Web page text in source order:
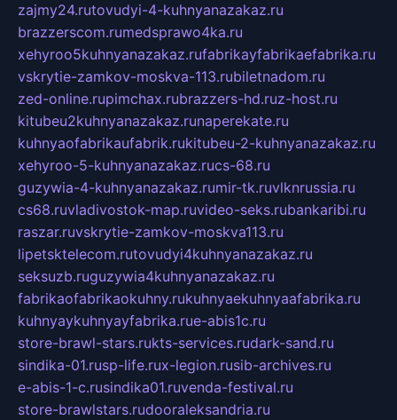
zajmy24.rutovudyi-4-kuhnyanazakaz.ru
brazzerscom.rumedsprawo4ka.ru
xehyroo5kuhnyanazakaz.rufabrikayfabrikaefabrika.ru
vskrytie-zamkov-moskva-113.rubiletnadom.ru
zed-online.rupimchax.rubrazzers-hd.ruz-host.ru
kitubeu2kuhnyanazakaz.runaperekate.ru
kuhnyaofabrikaufabrik.rukitubeu-2-kuhnyanazakaz.ru
xehyroo-5-kuhnyanazakaz.rucs-68.ru
guzywia-4-kuhnyanazakaz.rumir-tk.ruvlknrussia.ru
cs68.ruvladivostok-map.ruvideo-seks.rubankaribi.ru
raszar.ruvskrytie-zamkov-moskva113.ru
lipetsktelecom.rutovudyi4kuhnyanazakaz.ru
seksuzb.ruguzywia4kuhnyanazakaz.ru
fabrikaofabrikaokuhny.rukuhnyaekuhnyaafabrika.ru
kuhnyaykuhnyayfabrika.rue-abis1c.ru
store-brawl-stars.rukts-services.rudark-sand.ru
sindika-01.rusp-life.rux-legion.rusib-archives.ru
e-abis-1-c.rusindika01.ruvenda-festival.ru
store-brawlstars.rudooraleksandria.ru